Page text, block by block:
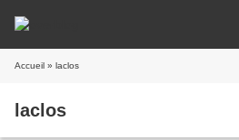
Accueil » laclos
laclos